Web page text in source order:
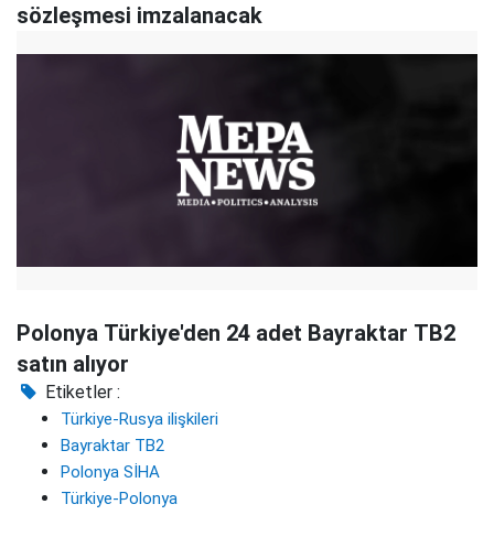
sözleşmesi imzalanacak
Polonya Türkiye'den 24 adet Bayraktar TB2
satın alıyor
Etiketler :
Türkiye-Rusya ilişkileri
Bayraktar TB2
Polonya SİHA
Türkiye-Polonya